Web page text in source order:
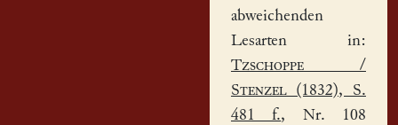
abweichenden
Lesarten in:
Tzschoppe/
Stenzel(1832), S.
481 f., Nr. 108